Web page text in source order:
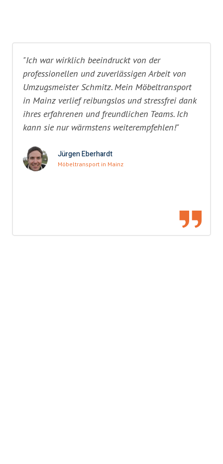
"Ich war wirklich beeindruckt von der
professionellen und zuverlässigen Arbeit von
Umzugsmeister Schmitz. Mein Möbeltransport
in Mainz verlief reibungslos und stressfrei dank
ihres erfahrenen und freundlichen Teams. Ich
kann sie nur wärmstens weiterempfehlen!"
Jürgen Eberhardt
Möbeltransport in Mainz